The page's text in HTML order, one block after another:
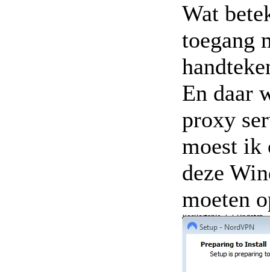
Wat
toegang
En daar
proxy
moest ik
deze
moeten